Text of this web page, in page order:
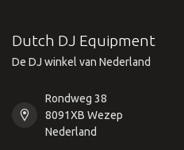
Dutch DJ Equipment
De DJ winkel van Nederland
Rondweg 38
8091XB Wezep
Nederland